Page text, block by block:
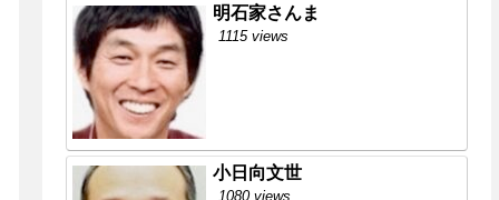
明石家さんま
1115 views
小日向文世
1080 views